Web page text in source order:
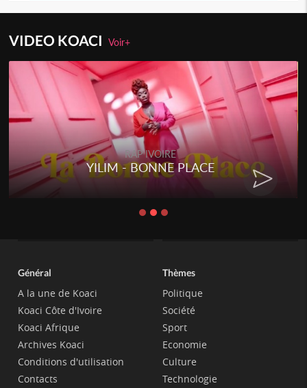
VIDEO KOACIVoir+
RAP IVOIRE
YILIM - BONNE PLACE
Général
A la une de Koaci
Koaci Côte d'Ivoire
Koaci Afrique
Archives Koaci
Conditions d'utilisation
Contacts
Thèmes
Politique
Société
Sport
Economie
Culture
Technologie